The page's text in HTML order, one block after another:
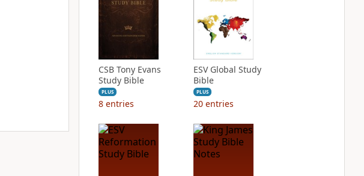
CSB Tony Evans
Study Bible
PLUS
8 entries
ESV Global Study
Bible
PLUS
20 entries